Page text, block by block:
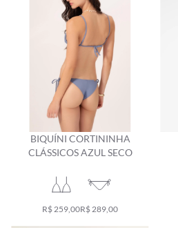
BIQUÍNI CORTININHA
CLÁSSICOS AZUL SECO
R$ 259,00R$ 289,00